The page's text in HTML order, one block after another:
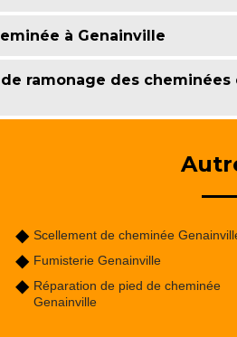
à Genainville
ramonage des
Scellement de cheminée
Fumisterie Genainville
Réparation de pied de cheminée
Genainville